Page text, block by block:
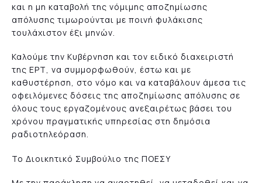
και η μη καταβολή της νόμιμης αποζημίωσης
απόλυσης τιμωρούνται με ποινή φυλάκισης
τουλάχιστον έξι μηνών.
Καλούμε την Κυβέρνηση και τον ειδικό διαχειριστή
της ΕΡΤ, να συμμορφωθούν, έστω και με
καθυστέρηση, στο νόμο και να καταβάλουν άμεσα τις
οφειλόμενες δόσεις της αποζημίωσης απόλυσης σε
όλους τους εργαζομένους ανεξαιρέτως βάσει του
χρόνου πραγματικής υπηρεσίας στη δημόσια
ραδιοτηλεόραση.
Το Διοικητικό Συμβούλιο της ΠΟΕΣΥ